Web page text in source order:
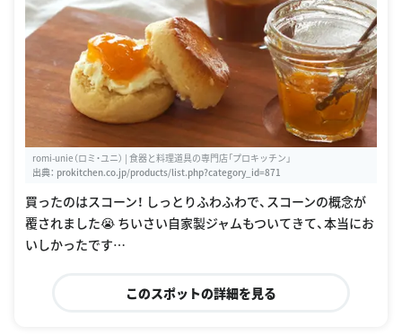
romi-unie（ロミ・ユニ） | 食器と料理道具の専門店「プロキッチン」
出典： prokitchen.co.jp/products/list.php?category_id=871
買ったのはスコーン！ しっとりふわふわで、スコーンの概念が
覆されました😭 ちいさい自家製ジャムもついてきて、本当にお
いしかったです…
このスポットの詳細を見る